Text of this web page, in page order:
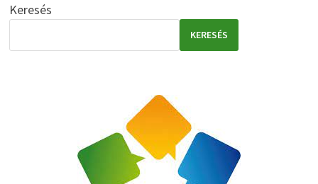
Keresés
KERESÉS